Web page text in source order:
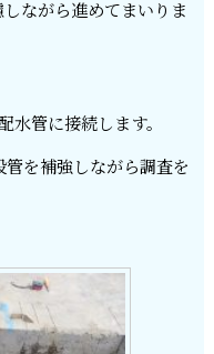
ながら進めてまいりま
水管に接続します。
を補強しながら調査を